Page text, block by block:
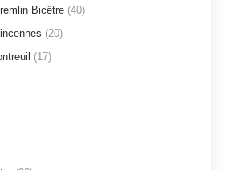
Bicêtre (40)
(20)
(17)